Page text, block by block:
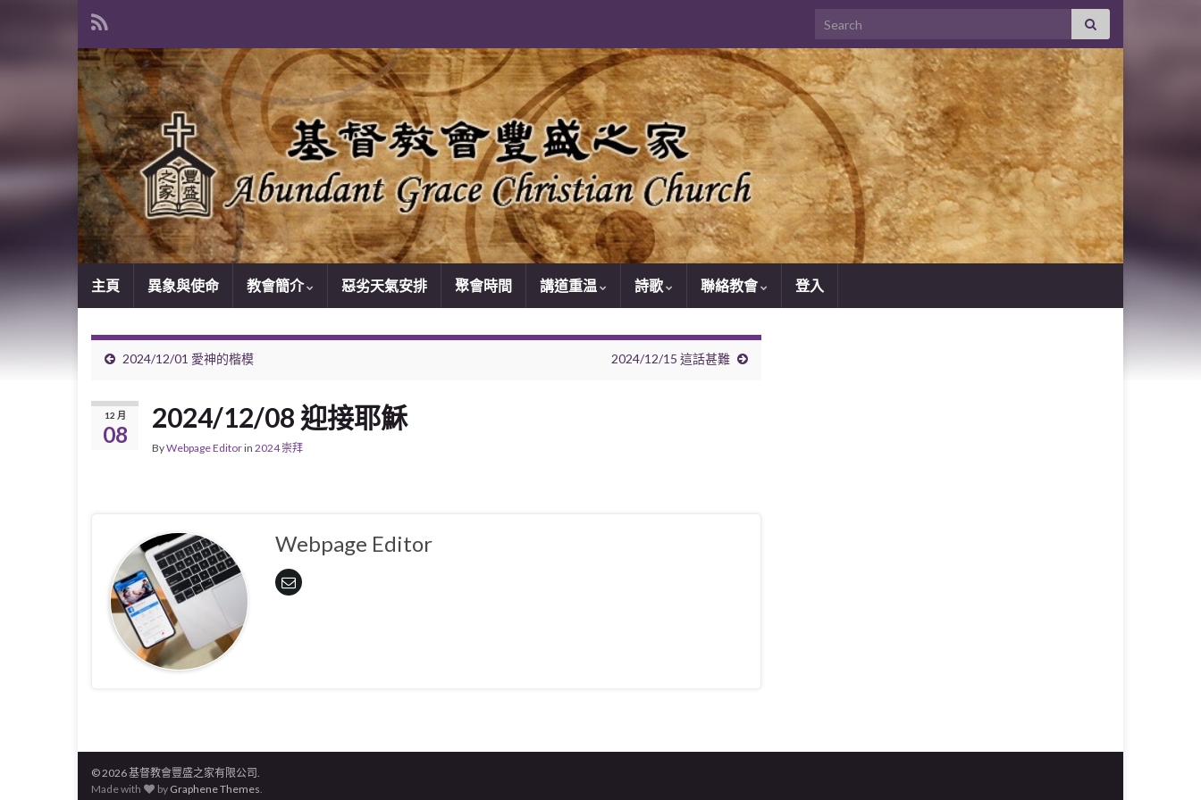
Search for:
主頁 異象與使命 教會簡介 惡劣天氣安排 聚會時間 講道重温 詩歌 聯絡教會 登入
2024/12/01 愛神的楷模 2024/12/15 這話甚難
12 月
08
2024/12/08 迎接耶穌
ByWebpage Editorin 2024 崇拜
Webpage Editor
© 2026 基督教會豐盛之家有限公司.
Made with
by Graphene Themes